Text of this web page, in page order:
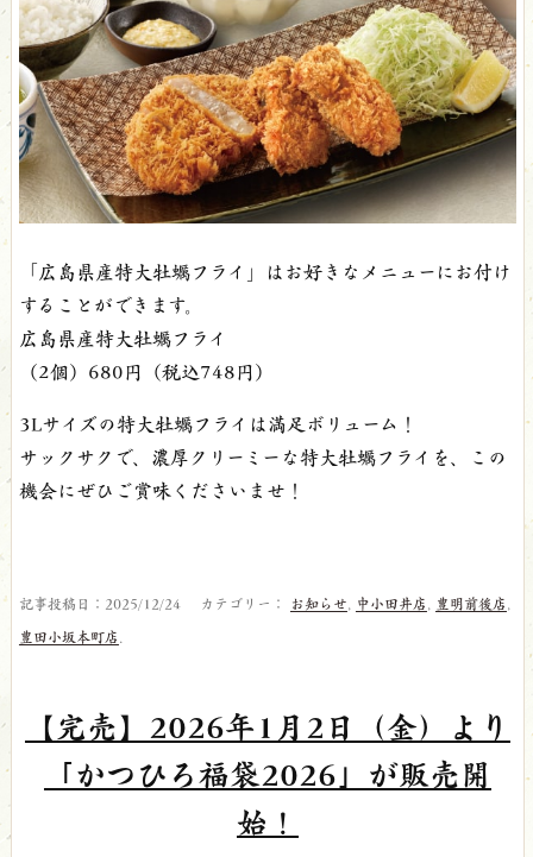
「広島県産特大牡蠣フライ」はお好きなメニューにお付け
することができます。
広島県産特大牡蠣フライ
（2個）680円（税込748円）
3Lサイズの特大牡蠣フライは満足ボリューム！
サックサクで、濃厚クリーミーな特大牡蠣フライを、この
機会にぜひご賞味くださいませ！
記事投稿日：2025/12/24 カテゴリー： お知らせ, 中小田井店 , 豊明前後店 ,
豊田小坂本町店 .
【完売】2026年1月2日（金）より
「かつひろ福袋2026」が販売開
始！